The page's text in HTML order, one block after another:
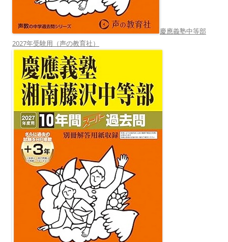
慶應義塾中等部
2027年受験用（声の教育社）